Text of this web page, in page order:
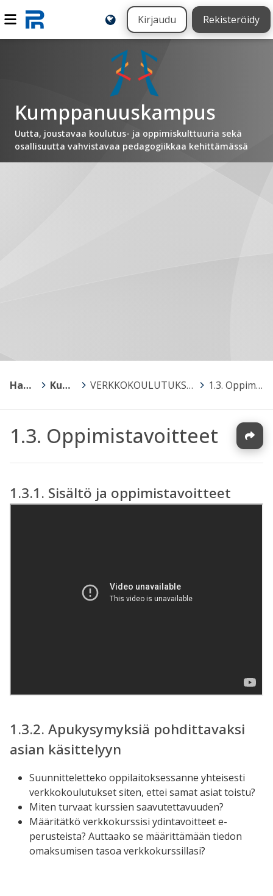
Kirjaudu Rekisteröidy
Kumppanuuskampus
Uutta, joustavaa koulutus- ja oppimiskulttuuria sekä
osallisuutta vahvistavaa pedagogiikkaa kehittämässä
Hankkeet Kumppanuuskampus > VERKKOKOULUTUKSEN LAADUNHALLINTA (kumppanuuskampus-hanke ESR (2016-2019) 1.3. Oppimistavoitteet
1.3. Oppimistavoitteet
1.3.1. Sisältö ja oppimistavoitteet
1.3.2. Apukysymyksiä pohdittavaksi
asian käsittelyyn
Suunnitteletteko oppilaitoksessanne yhteisesti
verkkokoulutukset siten, ettei samat asiat toistu?
Miten turvaat kurssien saavutettavuuden?
Määritätkö verkkokurssisi ydintavoitteet e-
perusteista? Auttaako se määrittämään tiedon
omaksumisen tasoa verkkokurssillasi?